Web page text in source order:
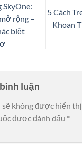
SkyOne:
rộng –
biệt
5 Cách
Khoan
luận
sẽ không được hiển thị
được đánh dấu *